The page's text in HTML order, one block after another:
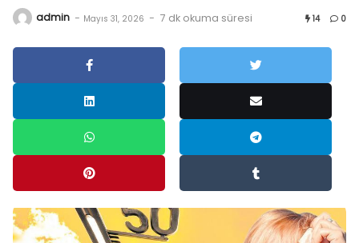
admin - Mayıs 31, 2026 - 7 dk okuma süresi 14 0